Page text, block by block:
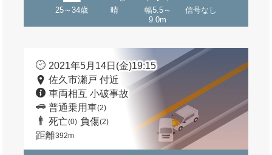
25～34歳 晴
幅5.5～
9.0m
信号なし
2021年5月14日(金)19:15
佐久市瀬戸 付近
車両相互 小破事故
普通乗用車(2)
死亡(0) 負傷(2)
距離392m